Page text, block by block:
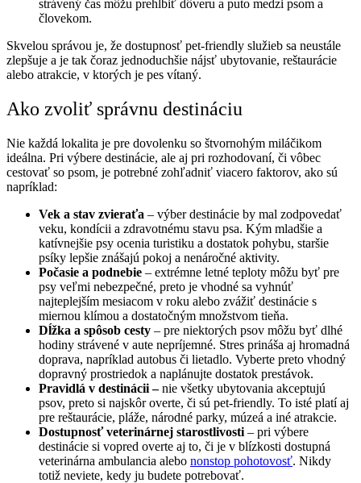
strávený čas môžu prehĺbiť dôveru a puto medzi psom a
človekom.
Skvelou správou je, že dostupnosť pet-friendly služieb sa neustále
zlepšuje a je tak čoraz jednoduchšie nájsť ubytovanie, reštaurácie
alebo atrakcie, v ktorých je pes vítaný.
Ako zvoliť správnu destináciu
Nie každá lokalita je pre dovolenku so štvornohým miláčikom
ideálna. Pri výbere destinácie, ale aj pri rozhodovaní, či vôbec
cestovať so psom, je potrebné zohľadniť viacero faktorov, ako sú
napríklad:
Vek a stav zvieraťa – výber destinácie by mal zodpovedať
veku, kondícii a zdravotnému stavu psa. Kým mladšie a
katívnejšie psy ocenia turistiku a dostatok pohybu, staršie
psíky lepšie znášajú pokoj a nenáročné aktivity.
Počasie a podnebie – extrémne letné teploty môžu byť pre
psy veľmi nebezpečné, preto je vhodné sa vyhnúť
najteplejším mesiacom v roku alebo zvážiť destinácie s
miernou klímou a dostatočným množstvom tieňa.
Dĺžka a spôsob cesty – pre niektorých psov môžu byť dlhé
hodiny strávené v aute nepríjemné. Stres prináša aj hromadná
doprava, napríklad autobus či lietadlo. Vyberte preto vhodný
dopravný prostriedok a naplánujte dostatok prestávok.
Pravidlá v destinácii –nie všetky ubytovania akceptujú
psov, preto si najskôr overte, či sú pet-friendly. To isté platí aj
pre reštaurácie, pláže, národné parky, múzeá a iné atrakcie.
Dostupnosť veterinárnej starostlivosti – pri výbere
destinácie si vopred overte aj to, či je v blízkosti dostupná
veterinárna ambulancia alebo nonstop pohotovosť. Nikdy
totiž neviete, kedy ju budete potrebovať.